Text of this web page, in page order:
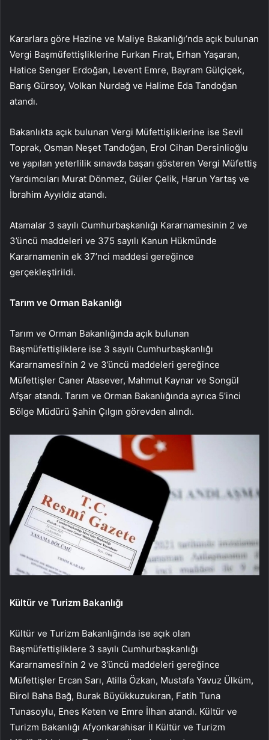
Kararlara göre Hazine ve Maliye Bakanlığı’nda açık bulunan
Vergi Başmüfettişliklerine Furkan Fırat, Erhan Yaşaran,
Hatice Senger Erdoğan, Levent Emre, Bayram Gülçiçek,
Barış Gürsoy, Volkan Nurdağ ve Halime Eda Tandoğan
atandı.
Bakanlıkta açık bulunan Vergi Müfettişliklerine ise Sevil
Toprak, Osman Neşet Tandoğan, Erol Cihan Dersinlioğlu
ve yapılan yeterlilik sınavda başarı gösteren Vergi Müfettiş
Yardımcıları Murat Dönmez, Güler Çelik, Harun Yartaş ve
İbrahim Ayyıldız atandı.
Atamalar 3 sayılı Cumhurbaşkanlığı Kararnamesinin 2 ve
3’üncü maddeleri ve 375 sayılı Kanun Hükmünde
Kararnamenin ek 37’nci maddesi gereğince
gerçekleştirildi.
Tarım ve Orman Bakanlığı
Tarım ve Orman Bakanlığında açık bulunan
Başmüfettişliklere ise 3 sayılı Cumhurbaşkanlığı
Kararnamesi’nin 2 ve 3’üncü maddeleri gereğince
Müfettişler Caner Atasever, Mahmut Kaynar ve Songül
Afşar atandı. Tarım ve Orman Bakanlığında ayrıca 5’inci
Bölge Müdürü Şahin Çılgın görevden alındı.
Kültür ve Turizm Bakanlığı
Kültür ve Turizm Bakanlığında ise açık olan
Başmüfettişliklere 3 sayılı Cumhurbaşkanlığı
Kararnamesi’nin 2 ve 3’üncü maddeleri gereğince
Müfettişler Ercan Sarı, Atilla Özkan, Mustafa Yavuz Ülküm,
Birol Baha Bağ, Burak Büyükkuzukıran, Fatih Tuna
Tunasoylu, Enes Keten ve Emre İlhan atandı. Kültür ve
Turizm Bakanlığı Afyonkarahisar İl Kültür ve Turizm